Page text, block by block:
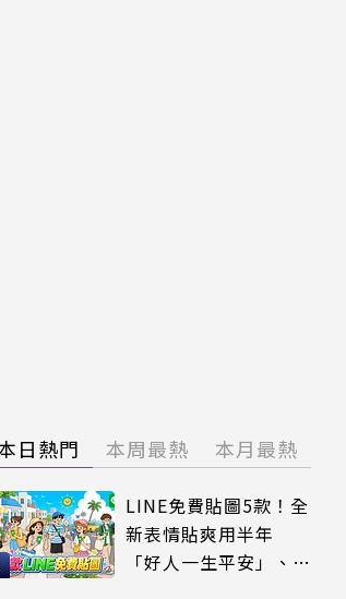
日熱門 本周最熱 本月最熱
LINE免費貼圖5款！全
新表情貼爽用半年
「好人一生平安」、